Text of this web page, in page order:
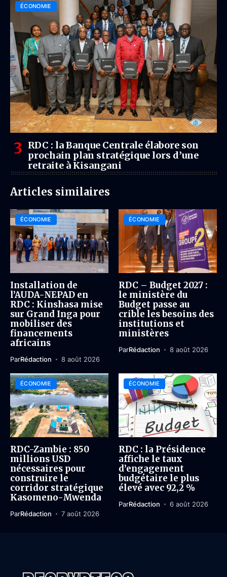
ÉCONOMIE
RDC : la Banque Centrale élabore son
prochain plan stratégique lors d’une
retraite à Kisangani
Articles similaires
ÉCONOMIE
Installation de
l’AUDA-NEPAD en
RDC : Kinshasa mise
sur Grand Inga pour
mobiliser des
financements
africains
ParRédaction 8 août 2026
ÉCONOMIE
RDC – Budget 2027 :
le ministère du
Budget passe au
crible les besoins des
institutions et
ministères
ParRédaction 8 août 2026
ÉCONOMIE
RDC-Zambie : 850
millions USD
nécessaires pour
construire le
corridor stratégique
Kasomeno-Mwenda
ParRédaction 7 août 2026
ÉCONOMIE
RDC : la Présidence
affiche le taux
d’engagement
budgétaire le plus
élevé avec 92,2 %
ParRédaction 6 août 2026